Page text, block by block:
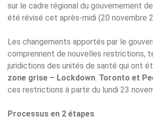
sur le cadre régional du gouvernement
été révisé cet après-midi (20 novembre
Les changements apportés par le
comprennent de nouvelles restrictions,
juridictions des unités de santé qui ont
zone grise – Lockdown. Toronto et
ces restrictions à partir du lundi 23
Processus en 2 étapes